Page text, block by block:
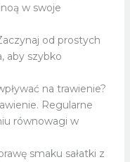
w swoje
od prostych
aby szybko
na trawienie?
Regularne
równowagi w
smaku sałatki z